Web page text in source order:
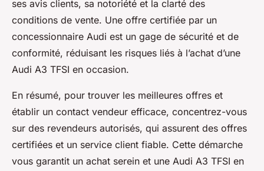
ses avis clients, sa notoriété et la clarté des
conditions de vente. Une offre certifiée par un
concessionnaire Audi est un gage de sécurité et de
conformité, réduisant les risques liés à l’achat d’une
Audi A3 TFSI en occasion.
En résumé, pour trouver les meilleures offres et
établir un contact vendeur efficace, concentrez-vous
sur des revendeurs autorisés, qui assurent des offres
certifiées et un service client fiable. Cette démarche
vous garantit un achat serein et une Audi A3 TFSI en